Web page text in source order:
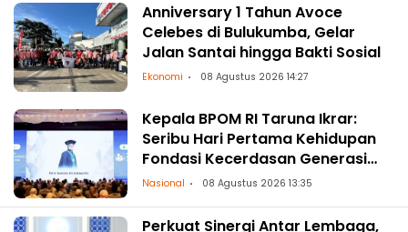
Anniversary 1 Tahun Avoce
Celebes di Bulukumba, Gelar
Jalan Santai hingga Bakti Sosial
Ekonomi 08 Agustus 2026 14:27
Kepala BPOM RI Taruna Ikrar:
Seribu Hari Pertama Kehidupan
Fondasi Kecerdasan Generasi
Masa Depan
Nasional 08 Agustus 2026 13:35
Perkuat Sinergi Antar Lembaga,